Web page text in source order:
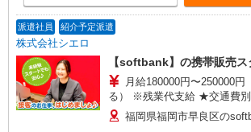
派遣社員 紹介予定派遣
株式会社シエロ
【softbank】の携帯販売ス
月給180000円〜250000円
る） ※残業代支給 ★交通費別
゜+゜・。○。・゜+゜・。○。
10万円支給(規定有) お友達を紹介頂くと, インセン
福岡県福岡市早良区の